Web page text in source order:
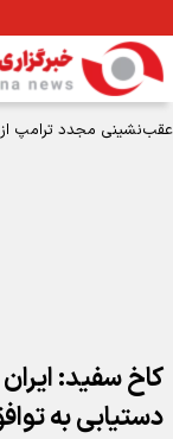
عقب‌نشینی مجدد ترامپ از
کاخ سفید:
دستیابی به